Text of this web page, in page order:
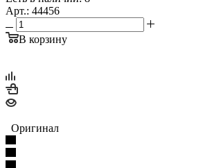
Арт.: 44456
В корзину
Оригинал